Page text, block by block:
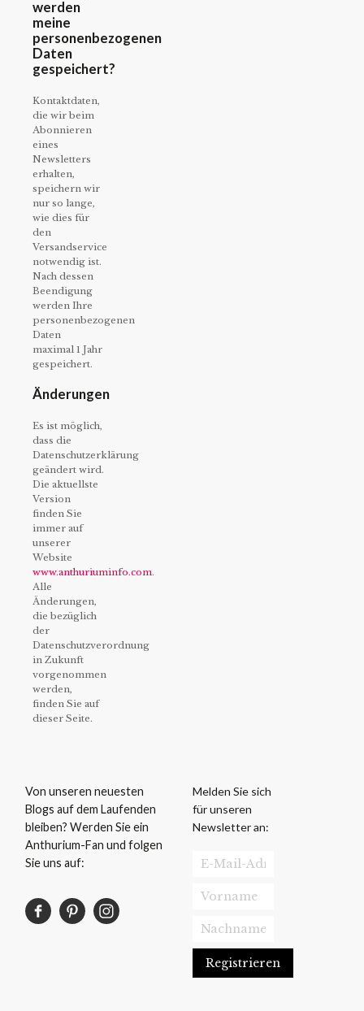
werden
meine
personenbezogenen
Daten
gespeichert?
Kontaktdaten,
die wir beim
Abonnieren
eines
Newsletters
erhalten,
speichern wir
nur so lange,
wie dies für
den
Versandservice
notwendig ist.
Nach dessen
Beendigung
werden Ihre
personenbezogenen
Daten
maximal 1 Jahr
gespeichert.
Änderungen
Es ist möglich,
dass die
Datenschutzerklärung
geändert wird.
Die aktuellste
Version
finden Sie
immer auf
unserer
Website
www.anthuriuminfo.com.
Alle
Änderungen,
die bezüglich
der
Datenschutzverordnung
in Zukunft
vorgenommen
werden,
finden Sie auf
dieser Seite.
Von unseren neuesten
Blogs auf dem Laufenden
bleiben? Werden Sie ein
Anthurium-Fan und folgen
Sie uns auf:
Melden Sie sich
für unseren
Newsletter an: